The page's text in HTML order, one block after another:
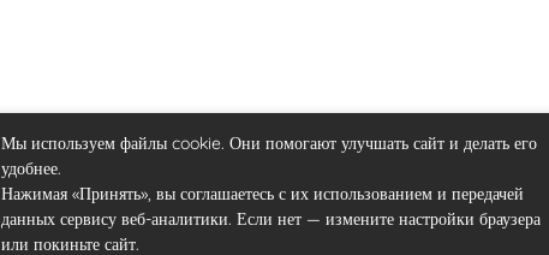
Мы используем файлы cookie. Они помогают улучшать сайт и делать его
удобнее.
Нажимая «Принять», вы соглашаетесь с их использованием и передачей
данных сервису веб-аналитики. Если нет — измените настройки браузера
или покиньте сайт.